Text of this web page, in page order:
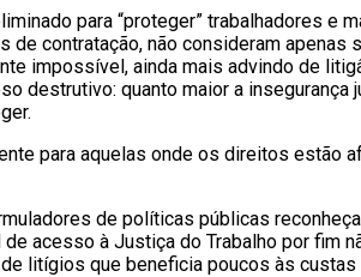
para “proteger” trabalhadores e
contratação, não consideram
impossível, ainda mais advindo de
destrutivo: quanto maior a
para aquelas onde os direitos estão
de políticas públicas
acesso à Justiça do Trabalho por fim
litígios que beneficia poucos às